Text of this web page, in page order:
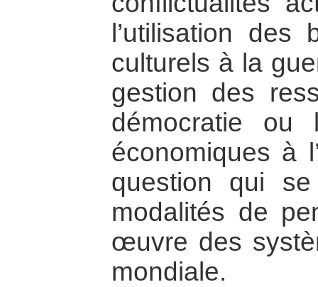
l’utilisation des
culturels à la
gestion des
démocratie ou
économiques à
question qui
modalités de
œuvre des
mondiale.